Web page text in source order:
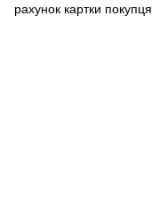
рахунок картки покупця.